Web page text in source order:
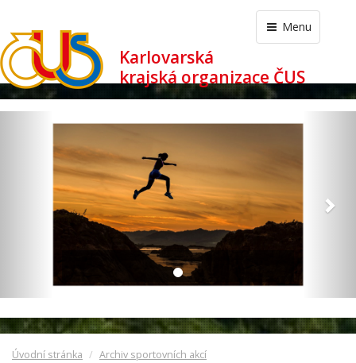
Menu
Karlovarská
krajská organizace ČUS
revious
Úvodní stránka
Archiv sportovních akcí